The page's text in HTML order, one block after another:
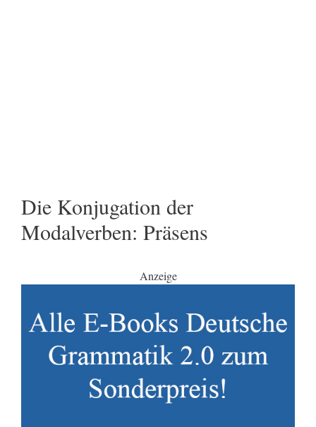
Die Konjugation der
Modalverben: Präsens
Anzeige